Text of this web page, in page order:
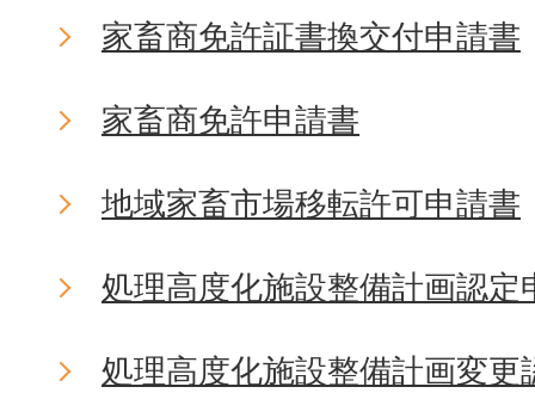
家畜商免許証書換交付申請書
家畜商免許申請書
地域家畜市場移転許可申請書
処理高度化施設整備計画認定
処理高度化施設整備計画変更